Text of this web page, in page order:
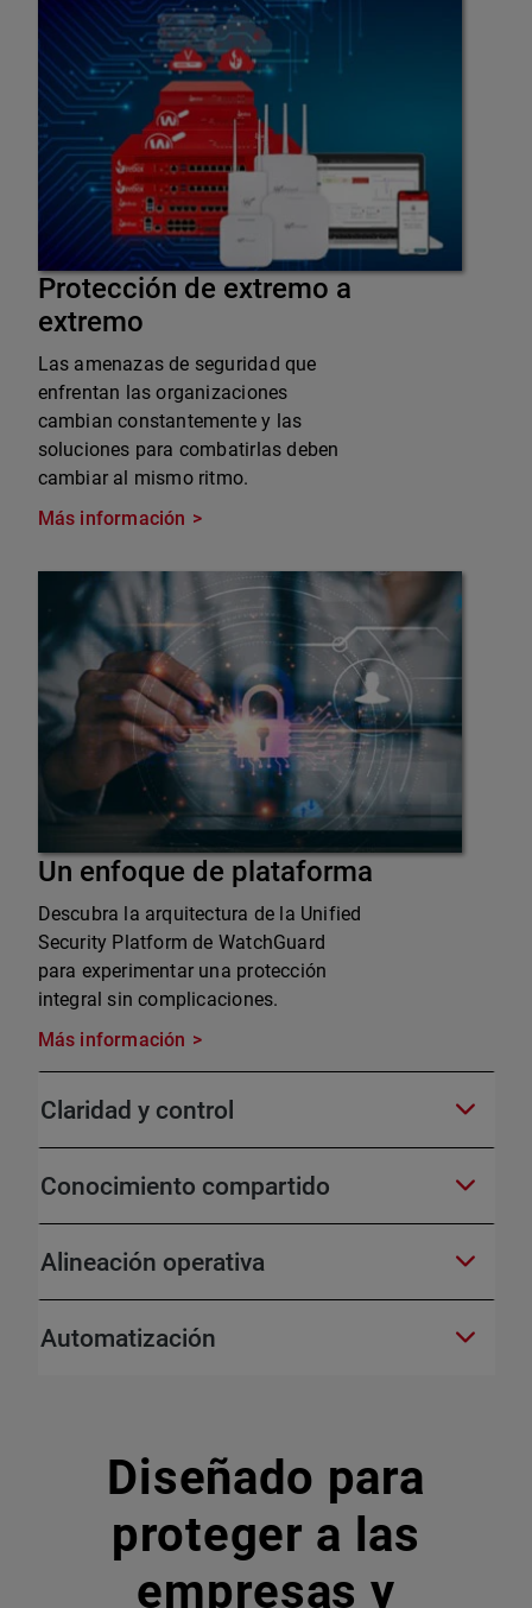
Protección de extremo a
extremo
Las amenazas de seguridad que
enfrentan las organizaciones
cambian constantemente y las
soluciones para combatirlas deben
cambiar al mismo ritmo.
Más información
Un enfoque de plataforma
Descubra la arquitectura de la Unified
Security Platform de WatchGuard
para experimentar una protección
integral sin complicaciones.
Más información
Claridad y control
Conocimiento compartido
Alineación operativa
Automatización
Diseñado para
proteger a las
empresas y